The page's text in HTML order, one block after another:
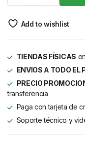
Add to wishlist
TIENDAS FÍSICAS
ENVIOS A TODO EL
PRECIO
transferencia
Paga con tarjeta de
Soporte técnico y